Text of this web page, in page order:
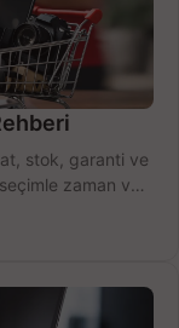
stok, garanti ve
zaman ve